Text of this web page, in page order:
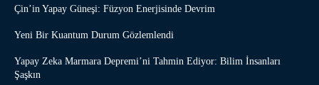
Çin’in Yapay Güneşi: Füzyon Enerjisinde Devrim
Yeni Bir Kuantum Durum Gözlemlendi
Yapay Zeka Marmara Depremi’ni Tahmin Ediyor: Bilim İnsanları
Şaşkın